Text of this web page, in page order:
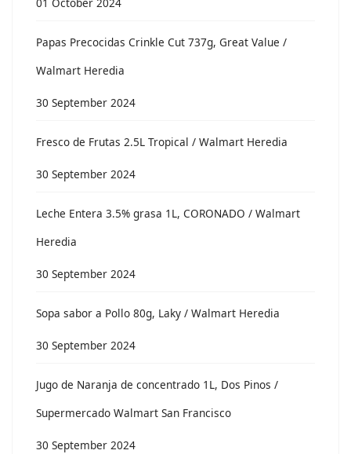
Papas Precocidas Crinkle Cut 737g, Great Value /
Walmart Heredia
30 September 2024
Fresco de Frutas 2.5L Tropical / Walmart Heredia
30 September 2024
Leche Entera 3.5% grasa 1L, CORONADO / Walmart
Heredia
30 September 2024
Sopa sabor a Pollo 80g, Laky / Walmart Heredia
30 September 2024
Jugo de Naranja de concentrado 1L, Dos Pinos /
Supermercado Walmart San Francisco
30 September 2024